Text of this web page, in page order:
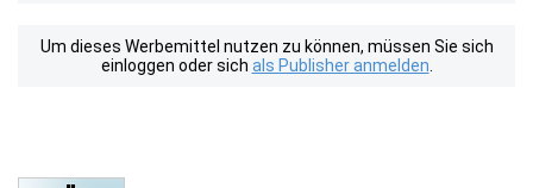
Um dieses Werbemittel nutzen zu können, müssen Sie sich
einloggen oder sich als Publisher anmelden